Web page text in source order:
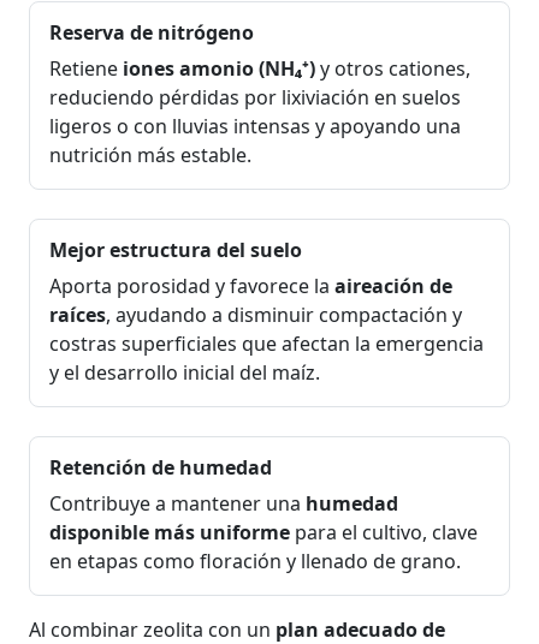
Reserva de nitrógeno
Retiene iones amonio (NH₄⁺)y otros cationes,
reduciendo pérdidas por lixiviación en suelos
ligeros o con lluvias intensas y apoyando una
nutrición más estable.
Mejor estructura del suelo
Aporta porosidad y favorece la aireación de
raíces, ayudando a disminuir compactación y
costras superficiales que afectan la emergencia
y el desarrollo inicial del maíz.
Retención de humedad
Contribuye a mantener una humedad
disponible más uniforme para el cultivo, clave
en etapas como floración y llenado de grano.
Al combinar zeolita con un plan adecuado de